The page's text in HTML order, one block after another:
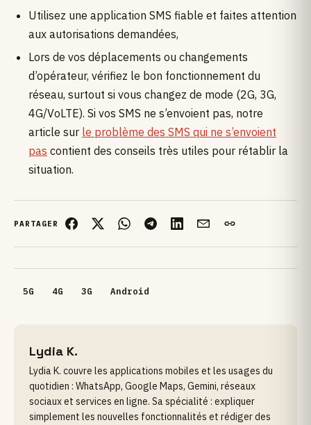
Utilisez une application SMS fiable et faites attention
aux autorisations demandées,
Lors de vos déplacements ou changements
d’opérateur, vérifiez le bon fonctionnement du
réseau, surtout si vous changez de mode (2G, 3G,
4G/VoLTE). Si vos SMS ne s’envoient pas, notre
article sur le problème des SMS qui ne s’envoient
pas contient des conseils très utiles pour rétablir la
situation.
PARTAGER
5G 4G 3G Android
Lydia K.
Lydia K. couvre les applications mobiles et les usages du
quotidien : WhatsApp, Google Maps, Gemini, réseaux
sociaux et services en ligne. Sa spécialité : expliquer
simplement les nouvelles fonctionnalités et rédiger des